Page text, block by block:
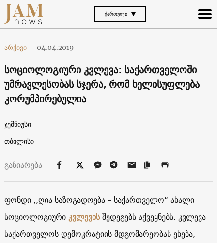
ᲥᲐᲠᲗᲣᲚᲘ
არქივი - 04.04.2019
სოციოლოგიური კვლევა: საქართველოში
უმრავლესობას სჯერა, რომ ხელისუფლება
კორუმპირებულია
ჯემნიუსი
თბილისი
გაზიარება
ფონდი ,,ღია საზოგადოება – საქართველო“ ახალი
სოციოლოგიურიკვლევისშედეგებს აქვეყნებს. კვლევა
საქართველოს დემოკრატიის მდგომარეობას ეხება,